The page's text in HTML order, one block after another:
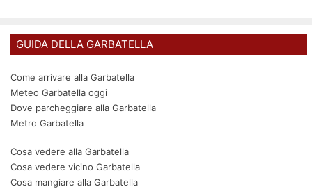
GUIDA DELLA GARBATELLA
Come arrivare alla Garbatella
Meteo Garbatella oggi
Dove parcheggiare alla Garbatella
Metro Garbatella
Cosa vedere alla Garbatella
Cosa vedere vicino Garbatella
Cosa mangiare alla Garbatella